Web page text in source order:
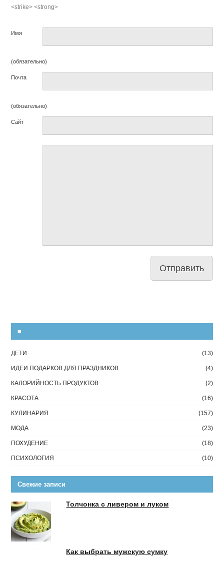
<strike> <strong>
Имя
(обязательно)
Почта
(обязательно)
Сайт
≡
ДЕТИ (13)
ИДЕИ ПОДАРКОВ ДЛЯ ПРАЗДНИКОВ (4)
КАЛОРИЙНОСТЬ ПРОДУКТОВ (2)
КРАСОТА (16)
КУЛИНАРИЯ (157)
МОДА (23)
ПОХУДЕНИЕ (18)
ПСИХОЛОГИЯ (10)
Свежие записи
Толчонка с ливером и луком
Как выбрать мужскую сумку